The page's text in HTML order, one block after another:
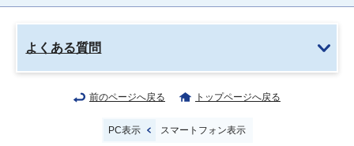
よくある質問
前のページへ戻る トップページへ戻る
PC表示 スマートフォン表示